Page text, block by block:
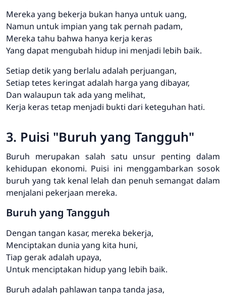
Mereka yang bekerja bukan hanya untuk uang,
Namun untuk impian yang tak pernah padam,
Mereka tahu bahwa hanya kerja keras
Yang dapat mengubah hidup ini menjadi lebih baik.
Setiap detik yang berlalu adalah perjuangan,
Setiap tetes keringat adalah harga yang dibayar,
Dan walaupun tak ada yang melihat,
Kerja keras tetap menjadi bukti dari keteguhan hati.
3. Puisi "Buruh yang Tangguh"
Buruh merupakan salah satu unsur penting dalam
kehidupan ekonomi. Puisi ini menggambarkan sosok
buruh yang tak kenal lelah dan penuh semangat dalam
menjalani pekerjaan mereka.
Buruh yang Tangguh
Dengan tangan kasar, mereka bekerja,
Menciptakan dunia yang kita huni,
Tiap gerak adalah upaya,
Untuk menciptakan hidup yang lebih baik.
Buruh adalah pahlawan tanpa tanda jasa,